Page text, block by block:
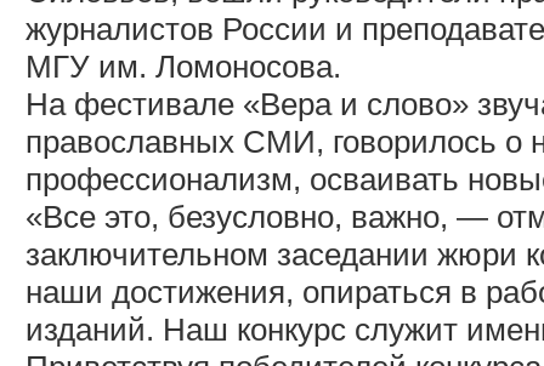
журналистов России и
МГУ им. Ломоносова.
На фестивале «Вера и слово»
православных СМИ, говорилось о
профессионализм, осваивать
«Все это, безусловно, важно, —
заключительном заседании жюри
наши достижения, опираться в
изданий. Наш конкурс служит